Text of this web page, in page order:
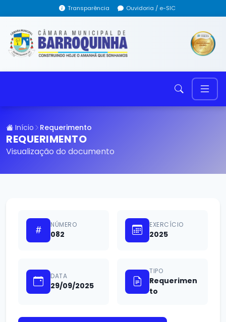
Transparência Ouvidoria / e-SIC
Início Requerimento
REQUERIMENTO
Visualização do documento
NÚMERO
082
EXERCÍCIO
2025
DATA
29/09/2025
TIPO
Requerimen
to